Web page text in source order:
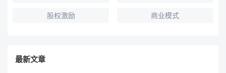
股权激励 商业模式
最新文章